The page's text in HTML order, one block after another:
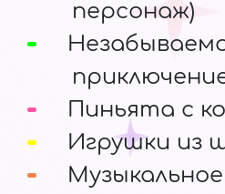
персонаж)
Пиньята с
Игрушки из
Музыкальное